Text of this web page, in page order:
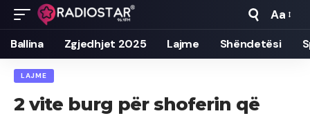
Font
Resizer
Aa
Ballina Zgjedhjet 2025 Lajme Shëndetësi
LAJME
2 vite burg për shoferin që